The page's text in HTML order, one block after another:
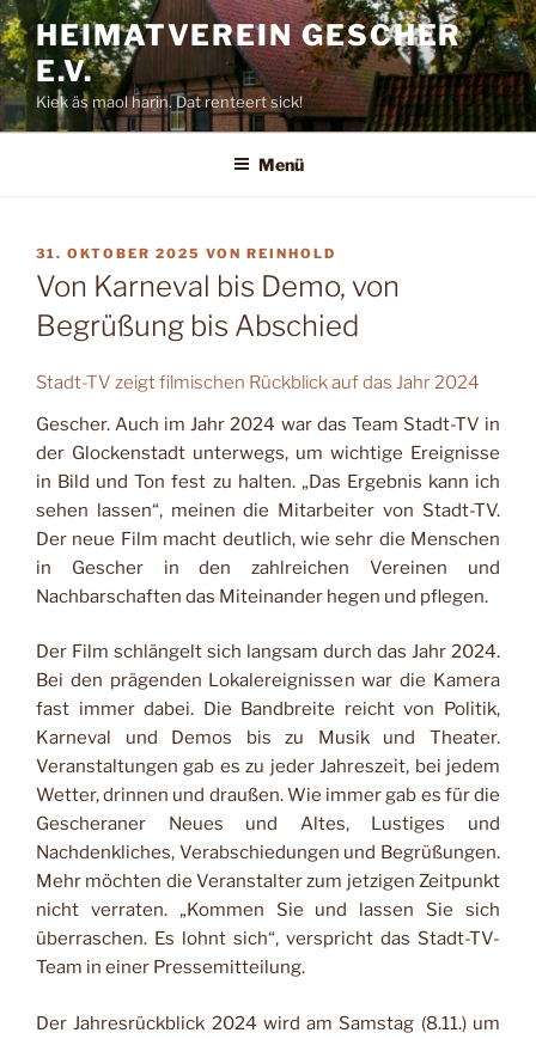
Zum
Inhalt
springen
HEIMATVEREIN GESCHER
E.V.
Kiek äs maol harin. Dat renteert sick!
Menü
VERÖFFENTLICHT
AM
31. OKTOBER 2025 VON REINHOLD
Von Karneval bis Demo, von
Begrüßung bis Abschied
Stadt-TV zeigt filmischen Rückblick auf das Jahr 2024
Gescher. Auch im Jahr 2024 war das Team Stadt-TV in
der Glockenstadt unterwegs, um wichtige Ereignisse
in Bild und Ton fest zu halten. „Das Ergebnis kann ich
sehen lassen“, meinen die Mitarbeiter von Stadt-TV.
Der neue Film macht deutlich, wie sehr die Menschen
in Gescher in den zahlreichen Vereinen und
Nachbarschaften das Miteinander hegen und pflegen.
Der Film schlängelt sich langsam durch das Jahr 2024.
Bei den prägenden Lokalereignissen war die Kamera
fast immer dabei. Die Bandbreite reicht von Politik,
Karneval und Demos bis zu Musik und Theater.
Veranstaltungen gab es zu jeder Jahreszeit, bei jedem
Wetter, drinnen und draußen. Wie immer gab es für die
Gescheraner Neues und Altes, Lustiges und
Nachdenkliches, Verabschiedungen und Begrüßungen.
Mehr möchten die Veranstalter zum jetzigen Zeitpunkt
nicht verraten. „Kommen Sie und lassen Sie sich
überraschen. Es lohnt sich“, verspricht das Stadt-TV-
Team in einer Pressemitteilung.
Der Jahresrückblick 2024 wird am Samstag (8.11.) um